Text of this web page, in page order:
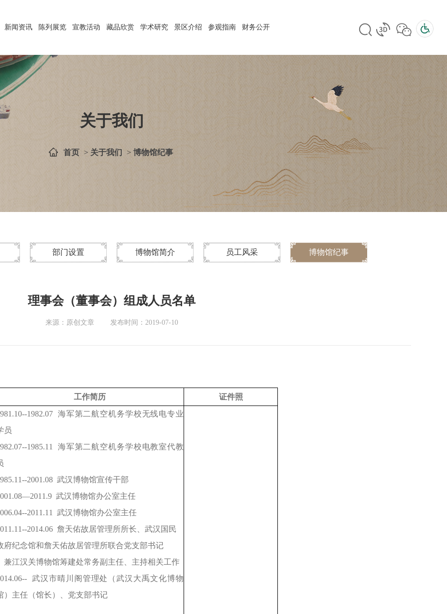
新闻资讯 陈列展览 宣教活动 藏品欣赏 学术研究 景区介绍 参观指南 财务公开
关于我们
首页 > 关于我们 > 博物馆纪事
部门设置 博物馆简介 员工风采 博物馆纪事
理事会（董事会）组成人员名单
来源：原创文章 发布时间：2019-07-10
工作简历
证件照
1982.07 海军第二航空机务学校无线电专业
员
1985.11 海军第二航空机务学校电教室代教
2001.08 武汉博物馆宣传干部
武汉博物馆办公室主任
2011.11 武汉博物馆办公室主任
2014.06 詹天佑故居管理所所长、武汉国民
府纪念馆和詹天佑故居管理所联合党支部书记
兼江汉关博物馆筹建处常务副主任、主持相关工作
武汉市晴川阁管理处（武汉大禹文化博物
）主任（馆长）、党支部书记